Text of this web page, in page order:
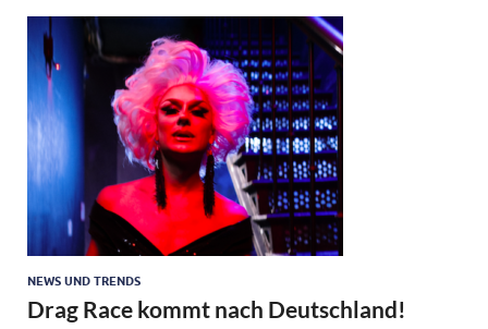
NEWS UND TRENDS
Drag Race kommt nach Deutschland!